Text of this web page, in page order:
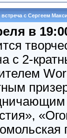
встреча с Сергеем
в
с 2-